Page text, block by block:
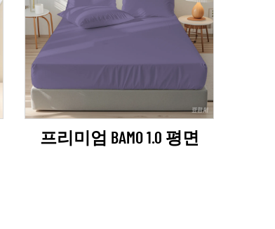
프리미엄 BAMO 1.0 평면